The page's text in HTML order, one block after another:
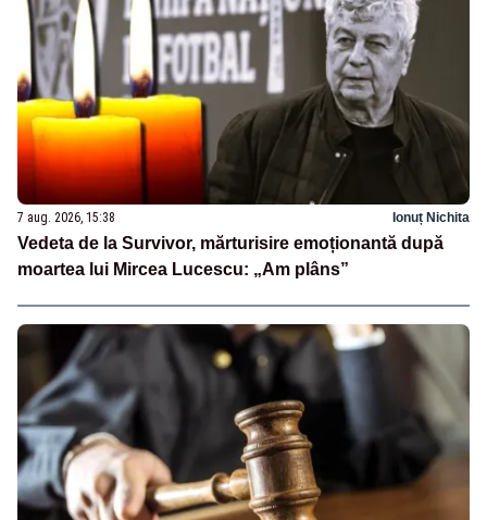
7 aug. 2026, 15:38 Ionuț Nichita
Vedeta de la Survivor, mărturisire emoționantă după
moartea lui Mircea Lucescu: „Am plâns”